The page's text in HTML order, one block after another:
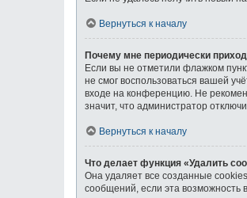
Вернуться к началу
Почему мне периодически
Если вы не отметили флажком
не смог воспользоваться вашей
входе на конференцию. Не
значит, что администратор
Вернуться к началу
Что делает функция «Удалить
Она удаляет все созданные
сообщений, если эта